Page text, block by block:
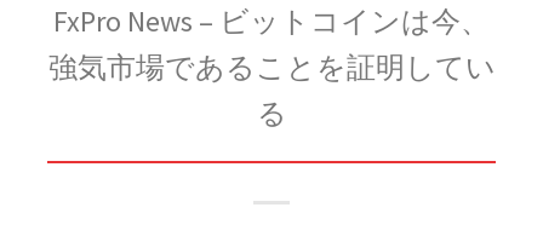
FxPro News – ビットコインは今、
強気市場であることを証明してい
る